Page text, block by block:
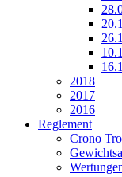
2018
2017
2016
Reglement
Crono